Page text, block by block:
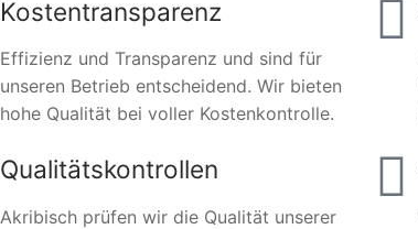
Kostentransparenz
Effizienz und Transparenz und sind für
unseren Betrieb entscheidend. Wir bieten
hohe Qualität bei voller Kostenkontrolle.
Qualitätskontrollen
Akribisch prüfen wir die Qualität unserer